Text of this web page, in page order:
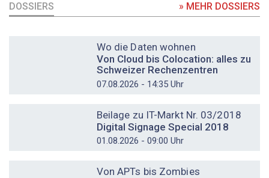
DOSSIERS » MEHR DOSSIERS
Wo die Daten wohnen
Von Cloud bis Colocation: alles zu
Schweizer Rechenzentren
07.08.2026 - 14:35 Uhr
Beilage zu IT-Markt Nr. 03/2018
Digital Signage Special 2018
01.08.2026 - 09:00 Uhr
Von APTs bis Zombies